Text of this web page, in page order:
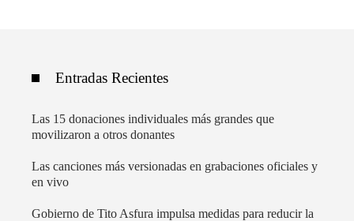
Entradas Recientes
Las 15 donaciones individuales más grandes que
movilizaron a otros donantes
Las canciones más versionadas en grabaciones oficiales y
en vivo
Gobierno de Tito Asfura impulsa medidas para reducir la